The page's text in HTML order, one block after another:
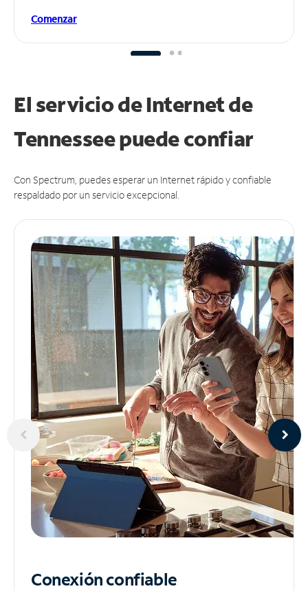
Comenzar
El servicio de Internet de
Tennessee puedeconfiar
Con Spectrum, puedes esperar un Internet rápido y confiable
respaldado por un servicio excepcional.
Conexión confiable